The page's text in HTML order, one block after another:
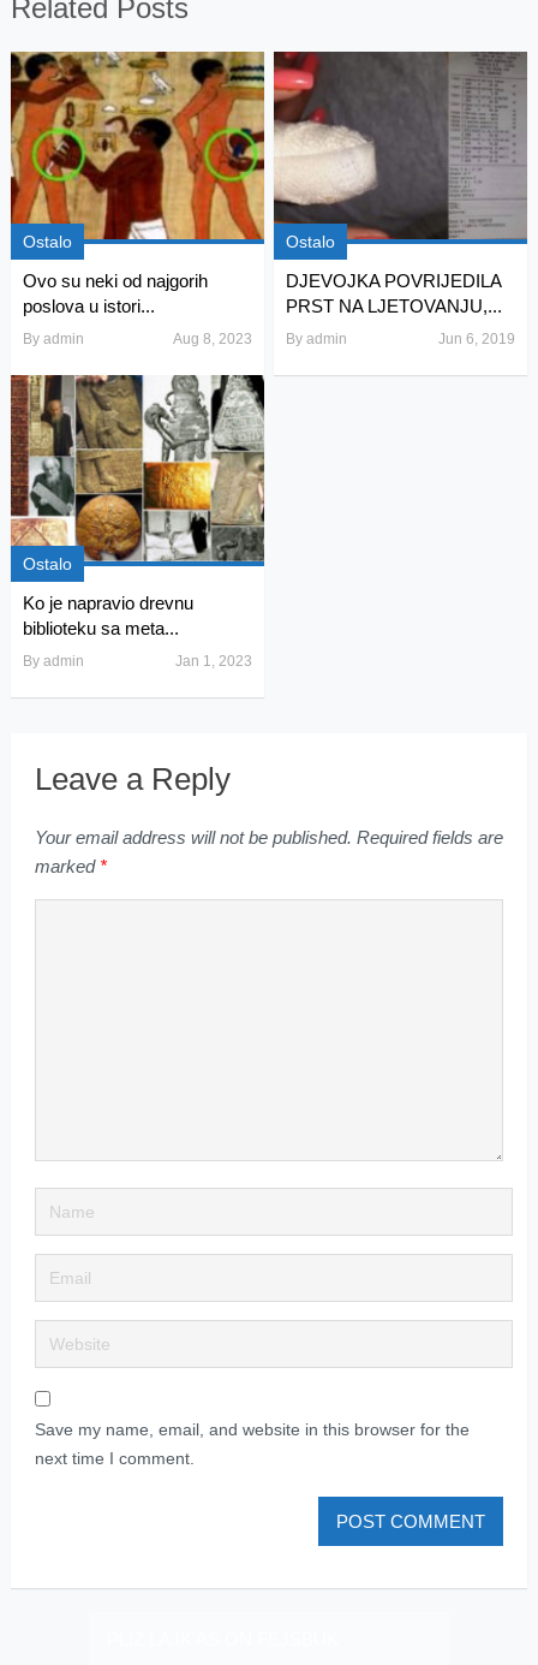
Related Posts
Ostalo
Ovo su neki od najgorih
poslova u istori...
By admin Aug 8, 2023
Ostalo
DJEVOJKA POVRIJEDILA
PRST NA LJETOVANJU,...
Byadmin Jun 6, 2019
Ostalo
Ko je napravio drevnu
biblioteku sa meta...
By admin Jan 1, 2023
Leave a Reply
Your email address will not be published. Required fields are
marked *
Save my name, email, and website in this browser for the
next time I comment.